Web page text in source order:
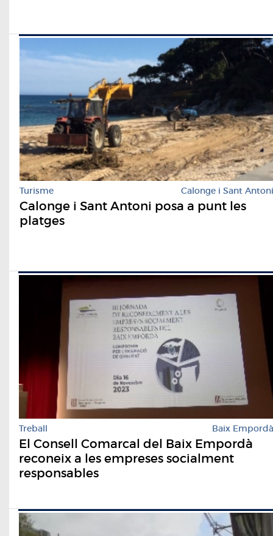
Turisme Calonge i Sant Antoni
Calonge i Sant Antoni posa a punt les
platges
Treball Baix Empordà
El Consell Comarcal del Baix Empordà
reconeix a les empreses socialment
responsables